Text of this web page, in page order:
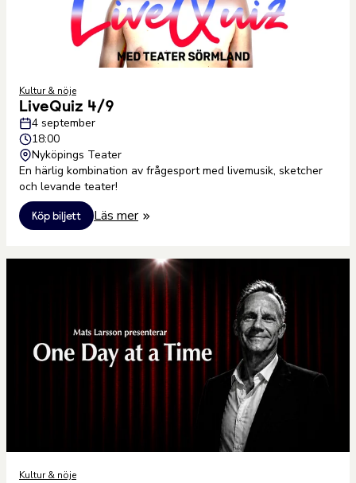
Kultur & nöje
LiveQuiz 4/9
4 september
18:00
Nyköpings Teater
En härlig kombination av frågesport med livemusik, sketcher
och levande teater!
Köp biljett Läs mer
Kultur & nöje